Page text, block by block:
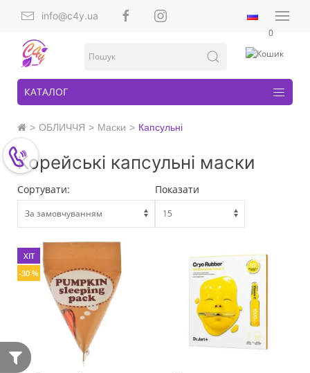
info@c4y.ua
0
КАТАЛОГ
ОБЛИЧЧЯ Маски Капсульні
Корейські капсульні маски
Сортувати: Показати
ХІТ
-30 %